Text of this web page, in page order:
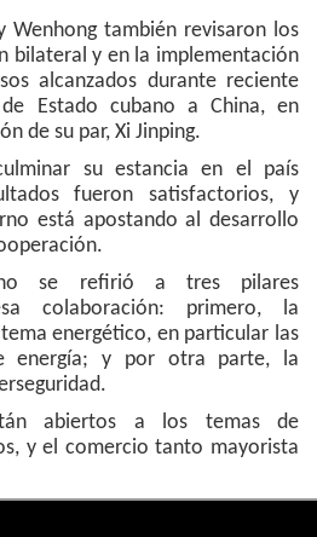
Wenhong también revisaron los
bilateral y en la implementación
alcanzados durante reciente
Estado cubano a China, en
de su par, Xi Jinping.
su estancia en el país
fueron satisfactorios, y
está apostando al desarrollo
se refirió a tres pilares
colaboración: primero, la
energético, en particular las
energía; y por otra parte, la
abiertos a los temas de
y el comercio tanto mayorista